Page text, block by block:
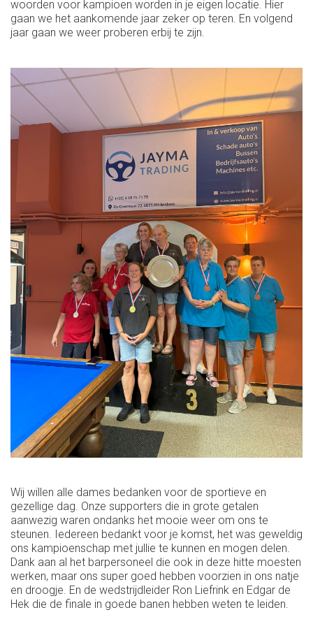
woorden voor kampioen worden in je eigen locatie. Hier
gaan we het aankomende jaar zeker op teren. En volgend
jaar gaan we weer proberen erbij te zijn.
Wij willen alle dames bedanken voor de sportieve en
gezellige dag. Onze supporters die in grote getalen
aanwezig waren ondanks het mooie weer om ons te
steunen. Iedereen bedankt voor je komst, het was geweldig
ons kampioenschap met jullie te kunnen en mogen delen.
Dank aan al het barpersoneel die ook in deze hitte moesten
werken, maar ons super goed hebben voorzien in ons natje
en droogje. En de wedstrijdleider Ron Liefrink en Edgar de
Hek die de finale in goede banen hebben weten te leiden.